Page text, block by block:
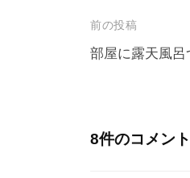
前の投稿
部屋に露天風呂
8件のコメント